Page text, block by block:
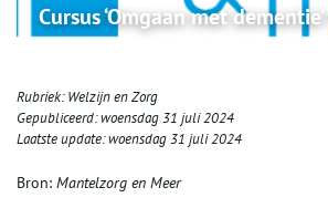
Cursus ‘Omgaan met
Rubriek:Welzijn en Zorg
Gepubliceerd:woensdag 31 juli 2024
Laatste update:woensdag 31 juli 2024
Bron: Mantelzorg en Meer